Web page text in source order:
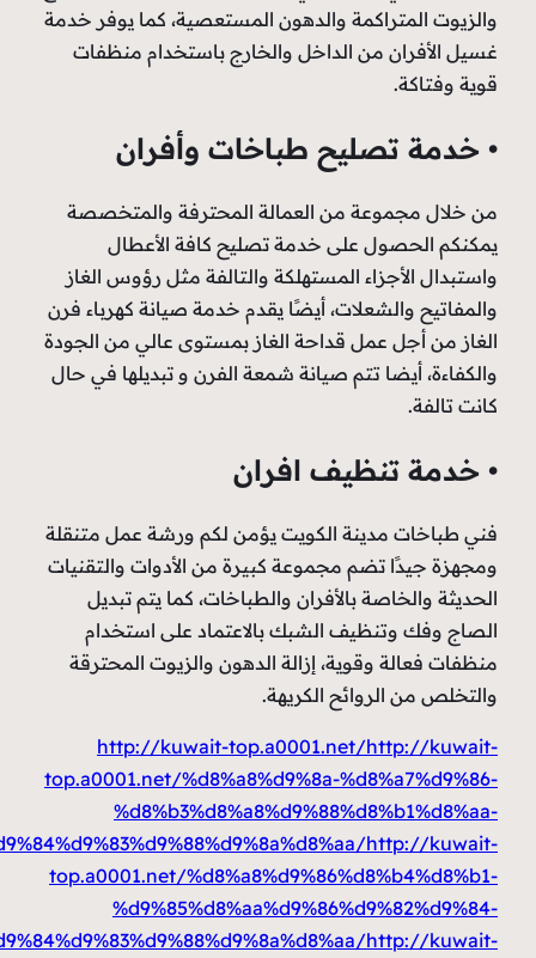
والدهون المستعصية، كما يوفر خدمة
الداخل والخارج باستخدام منظفات
طباخات وأفران
العمالة المحترفة والمتخصصة
خدمة تصليح كافة الأعطال
المستهلكة والتالفة مثل رؤوس الغاز
أيضًا يقدم خدمة صيانة كهرباء فرن
قداحة الغاز بمستوى عالي من الجودة
صيانة شمعة الفرن و تبديلها في حال
افران
الكويت يؤمن لكم ورشة عمل متنقلة
مجموعة كبيرة من الأدوات والتقنيات
والطباخات، كما يتم تبديل
الشبك بالاعتماد على استخدام
إزالة الدهون والزيوت المحترقة
الكريهة.
http://kuwait-
top.a0001.net/%d8%a8%d9%8a-
top.a0001.net/